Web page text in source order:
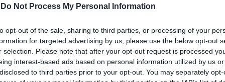
Do Not Process My Personal Information
opt-out of the sale, sharing to third parties, or processing of your
for targeted advertising by us, please use the below opt-out
selection. Please note that after your opt-out request is processed
interest-based ads based on personal information utilized by us
to third parties prior to your opt-out. You may separately
Candidaturas abertas para Bolsa de
Investigação em Mieloma Múltiplo no
valor de 15 mil euros
De 1 de março a 31 de maio de 2023